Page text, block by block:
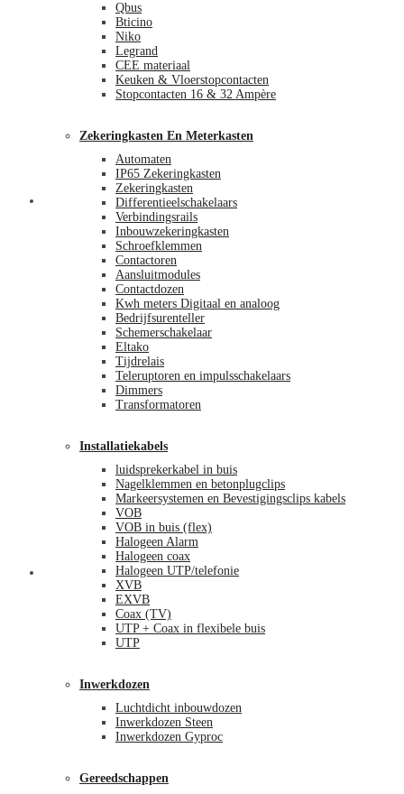
Mijn account
Qbus
Bticino
Niko
Legrand
CEE materiaal
Keuken & Vloerstopcontacten
Stopcontacten 16 & 32 Ampère
Zekeringkasten En Meterkasten
Automaten
IP65 Zekeringkasten
Zekeringkasten
Differentieelschakelaars
Verbindingsrails
Inbouwzekeringkasten
Schroefklemmen
Contactoren
Aansluitmodules
Contactdozen
Kwh meters Digitaal en analoog
Bedrijfsurenteller
Schemerschakelaar
Eltako
Tijdrelais
Teleruptoren en impulsschakelaars
Dimmers
Transformatoren
Installatiekabels
luidsprekerkabel in buis
Nagelklemmen en betonplugclips
Markeersystemen en Bevestigingsclips kabels
VOB
VOB in buis (flex)
Halogeen Alarm
Halogeen coax
Halogeen UTP/telefonie
XVB
EXVB
Coax (TV)
UTP + Coax in flexibele buis
UTP
Inwerkdozen
Luchtdicht inbouwdozen
Inwerkdozen Steen
Inwerkdozen Gyproc
Gereedschappen